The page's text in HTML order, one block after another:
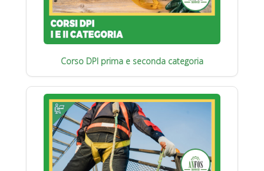
Corso DPI prima e seconda categoria